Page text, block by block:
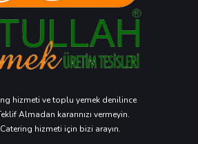
hizmeti ve toplu yemek denilince
Almadan kararınızı vermeyin.
hizmeti için bizi arayın.